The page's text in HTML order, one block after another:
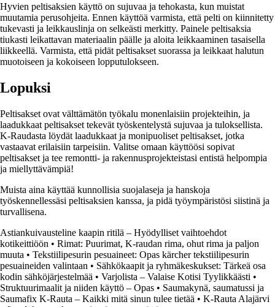
Hyvien peltisaksien käyttö on sujuvaa ja tehokasta, kun muistat
muutamia perusohjeita. Ennen käyttöä varmista, että pelti on kiinnitetty
tukevasti ja leikkauslinja on selkeästi merkitty. Painele peltisaksia
tiukasti leikattavan materiaalin päälle ja aloita leikkaaminen tasaisella
liikkeellä. Varmista, että pidät peltisakset suorassa ja leikkaat halutun
muotoiseen ja kokoiseen lopputulokseen.
Lopuksi
Peltisakset ovat välttämätön työkalu monenlaisiin projekteihin, ja
laadukkaat peltisakset tekevät työskentelystä sujuvaa ja tuloksellista.
K-Raudasta löydät laadukkaat ja monipuoliset peltisakset, jotka
vastaavat erilaisiin tarpeisiin. Valitse omaan käyttöösi sopivat
peltisakset ja tee remontti- ja rakennusprojekteistasi entistä helpompia
ja miellyttävämpiä!
Muista aina käyttää kunnollisia suojalaseja ja hanskoja
työskennellessäsi peltisaksien kanssa, ja pidä työympäristösi siistinä ja
turvallisena.
Astiankuivausteline kaapin ritilä – Hyödylliset vaihtoehdot
kotikeittiöön • Rimat: Puurimat, K-raudan rima, ohut rima ja paljon
muuta • Tekstiilipesurin pesuaineet: Opas kärcher tekstiilipesurin
pesuaineiden valintaan • Sähkökaapit ja ryhmäkeskukset: Tärkeä osa
kodin sähköjärjestelmää • Varjolista – Valaise Kotisi Tyylikkäästi •
Struktuurimaalit ja niiden käyttö – Opas • Saumakynä, saumatussi ja
Saumafix K-Rauta – Kaikki mitä sinun tulee tietää • K-Rauta Alajärvi